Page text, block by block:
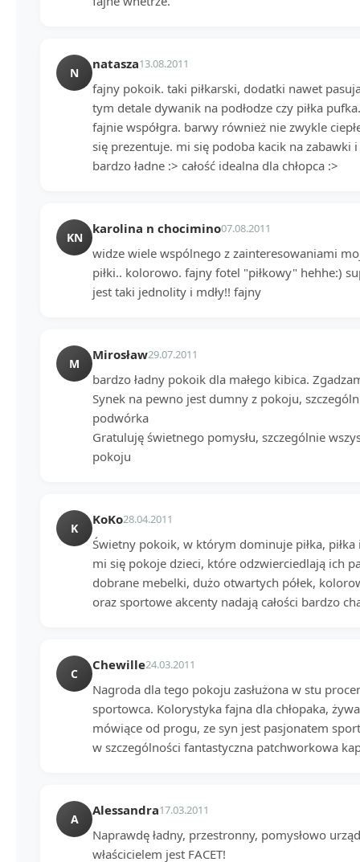
N
natasza13.08.2011
fajny pokoik. taki piłkarski, dodatki nawet
tym detale dywanik na podłodze czy piłka
fajnie współgra. barwy również nie zwykle
się prezentuje. mi się podoba kacik na zabawki
bardzo ładne :> całość idealna dla chłopca :>
KN
karolina n chocimino07.08.2011
widze wiele wspólnego z zainteresowaniami
piłki.. kolorowo. fajny fotel "piłkowy" hehhe:)
jest taki jednolity i mdły!! fajny
M
Mirosław29.07.2011
bardzo ładny pokoik dla małego kibica.
Synek na pewno jest dumny z pokoju,
podwórka
Gratuluję świetnego pomysłu, szczególnie
pokoju
K
KoKo28.04.2011
Świetny pokoik, w którym dominuje piłka, piłka
mi się pokoje dzieci, które odzwierciedlają ich
dobrane mebelki, dużo otwartych półek,
oraz sportowe akcenty nadają całości bardzo
C
Chewille24.03.2011
Nagroda dla tego pokoju zasłużona w stu
sportowca. Kolorystyka fajna dla chłopaka,
mówiące od progu, ze syn jest pasjonatem
w szczególności fantastyczna patchworkowa
A
Alessandra17.03.2011
Naprawdę ładny, przestronny, pomysłowo
właścicielem jest FACET!